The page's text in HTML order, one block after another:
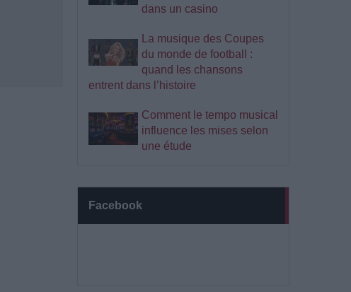
dans un casino
La musique des Coupes
du monde de football :
quand les chansons
entrent dans l’histoire
Comment le tempo musical
influence les mises selon
une étude
Facebook